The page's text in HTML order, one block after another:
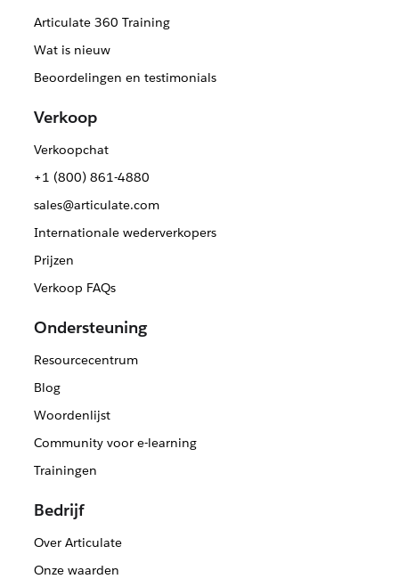
Articulate 360 Training
Wat is nieuw
Beoordelingen en testimonials
Verkoop
Verkoopchat
+1 (800) 861-4880
sales@articulate.com
Internationale wederverkopers
Prijzen
Verkoop FAQs
Ondersteuning
Resourcecentrum
Blog
Woordenlijst
Community voor e-learning
Trainingen
Bedrijf
Over Articulate
Onze waarden